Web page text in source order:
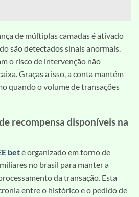
de múltiplas camadas é ativado
são detectados sinais anormais.
o risco de intervenção não
Graças a isso, a conta mantém
quando o volume de transações
recompensa disponíveis na
beté organizado em torno de
no brasil para manter a
da transação. Esta
entre o histórico e o pedido de